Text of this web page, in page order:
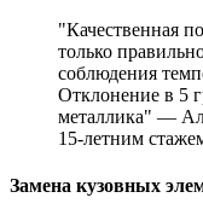
"Качественная
только
соблюдения
Отклонение в 5
металлика" —
15-летним
Замена кузовных